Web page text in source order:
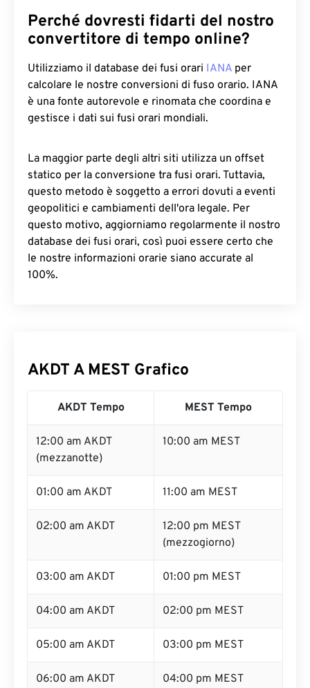
Perché dovresti fidarti del nostro
convertitore di tempo online?
Utilizziamo il database dei fusi orari IANA per
calcolare le nostre conversioni di fuso orario. IANA
è una fonte autorevole e rinomata che coordina e
gestisce i dati sui fusi orari mondiali.
La maggior parte degli altri siti utilizza un offset
statico per la conversione tra fusi orari. Tuttavia,
questo metodo è soggetto a errori dovuti a eventi
geopolitici e cambiamenti dell'ora legale. Per
questo motivo, aggiorniamo regolarmente il nostro
database dei fusi orari, così puoi essere certo che
le nostre informazioni orarie siano accurate al
100%.
AKDT A MEST Grafico
AKDT Tempo MEST Tempo
12:00 am AKDT
(mezzanotte)
10:00 am MEST
01:00 am AKDT 11:00 am MEST
02:00 am AKDT
12:00 pm MEST
(mezzogiorno)
03:00 am AKDT 01:00 pm MEST
04:00 am AKDT 02:00 pm MEST
05:00 am AKDT 03:00 pm MEST
06:00 am AKDT 04:00 pm MEST